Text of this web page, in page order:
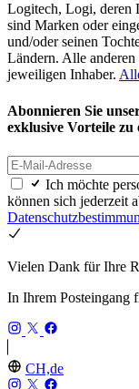
Logitech, Logi, deren
sind Marken oder
und/oder seinen
Ländern. Alle
jeweiligen Inhaber.
Abonnieren Sie
exklusive Vorteile zu
Ich möchte
können sich jederzeit
Vielen Dank für Ihre
In Ihrem Posteingang
CH,de